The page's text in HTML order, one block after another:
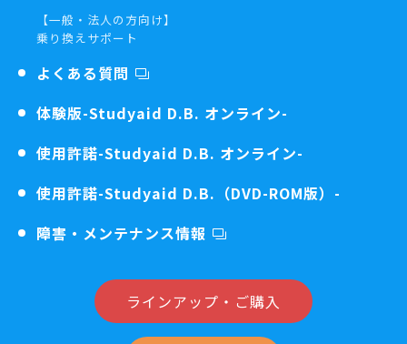
【一般・法人の方向け】
乗り換えサポート
よくある質問
体験版-Studyaid D.B. オンライン-
使用許諾-Studyaid D.B. オンライン-
使用許諾-Studyaid D.B.（DVD-ROM版）-
障害・メンテナンス情報
ラインアップ・ご購入